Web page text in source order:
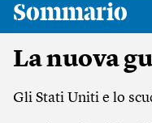
Sommario
La nuova
Gli Stati Uniti e lo